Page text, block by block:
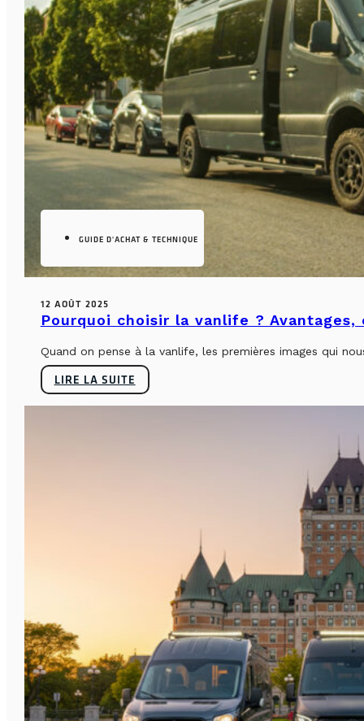
GUIDE D'ACHAT & TECHNIQUE
12 AOÛT 2025
Pourquoi choisir la vanlife ?
Quand on pense à la vanlife, les premières images qui
LIRE LA SUITE